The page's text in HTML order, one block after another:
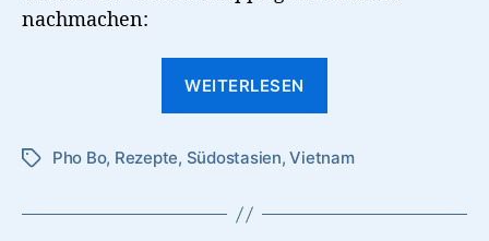
nachmachen:
WEITERLESEN
Vietnamesische
Schlagwörter
Pho Bo, Rezepte, Südostasien,Vietnam